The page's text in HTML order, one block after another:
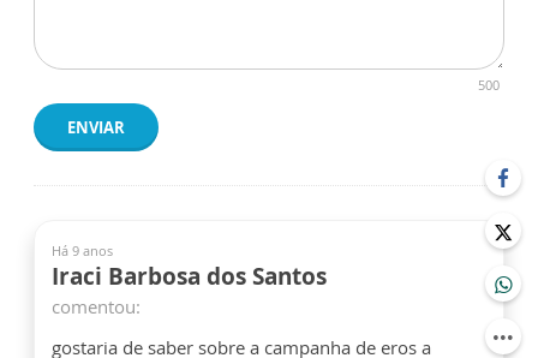
500
ENVIAR
Há 9 anos
Iraci Barbosa dos Santos
comentou:
gostaria de saber sobre a campanha de eros a